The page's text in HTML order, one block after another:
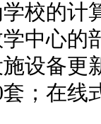
校的计
中心的
设备更
套；在线